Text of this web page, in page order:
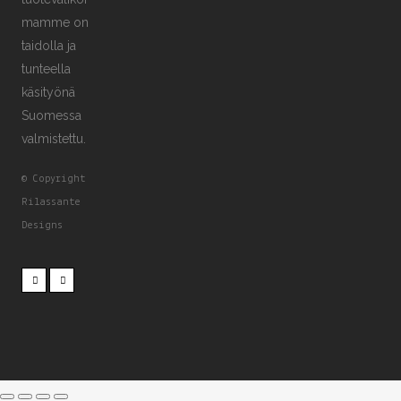
mamme on
taidolla ja
tunteella
käsityönä
Suomessa
valmistettu.
© Copyright
Rilassante
Designs